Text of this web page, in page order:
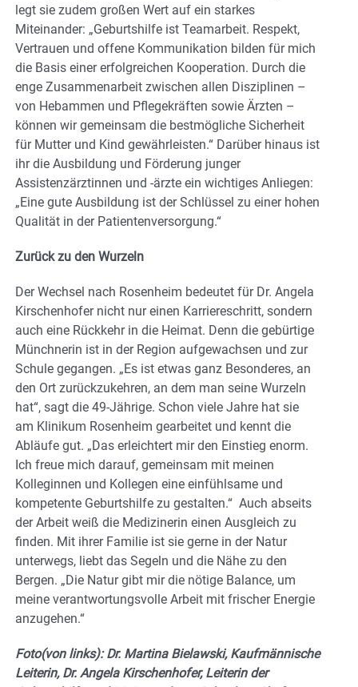
legt sie zudem großen Wert auf ein starkes
Miteinander: „Geburtshilfe ist Teamarbeit. Respekt,
Vertrauen und offene Kommunikation bilden für mich
die Basis einer erfolgreichen Kooperation. Durch die
enge Zusammenarbeit zwischen allen Disziplinen –
von Hebammen und Pflegekräften sowie Ärzten –
können wir gemeinsam die bestmögliche Sicherheit
für Mutter und Kind gewährleisten.“ Darüber hinaus ist
ihr die Ausbildung und Förderung junger
Assistenzärztinnen und -ärzte ein wichtiges Anliegen:
„Eine gute Ausbildung ist der Schlüssel zu einer hohen
Qualität in der Patientenversorgung.“
Zurück zu den Wurzeln
Der Wechsel nach Rosenheim bedeutet für Dr. Angela
Kirschenhofer nicht nur einen Karriereschritt, sondern
auch eine Rückkehr in die Heimat. Denn die gebürtige
Münchnerin ist in der Region aufgewachsen und zur
Schule gegangen. „Es ist etwas ganz Besonderes, an
den Ort zurückzukehren, an dem man seine Wurzeln
hat“, sagt die 49-Jährige. Schon viele Jahre hat sie
am Klinikum Rosenheim gearbeitet und kennt die
Abläufe gut. „Das erleichtert mir den Einstieg enorm.
Ich freue mich darauf, gemeinsam mit meinen
Kolleginnen und Kollegen eine einfühlsame und
kompetente Geburtshilfe zu gestalten.“ Auch abseits
der Arbeit weiß die Medizinerin einen Ausgleich zu
finden. Mit ihrer Familie ist sie gerne in der Natur
unterwegs, liebt das Segeln und die Nähe zu den
Bergen. „Die Natur gibt mir die nötige Balance, um
meine verantwortungsvolle Arbeit mit frischer Energie
anzugehen.“
Foto(von links): Dr. Martina Bielawski, Kaufmännische
Leiterin, Dr. Angela Kirschenhofer, Leiterin der